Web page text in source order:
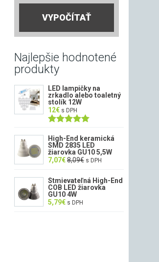
VYPOČÍTAŤ
Najlepšie hodnotené
produkty
LED lampičky na
zrkadlo alebo toaletný
stolík 12W
12€ s DPH
5.00z 5
High-End keramická
SMD 2835 LED
žiarovka GU10 5,5W
7,07€8,09€ s DPH
Stmievateľná High-End
COB LED žiarovka
GU10 4W
5,79€ s DPH